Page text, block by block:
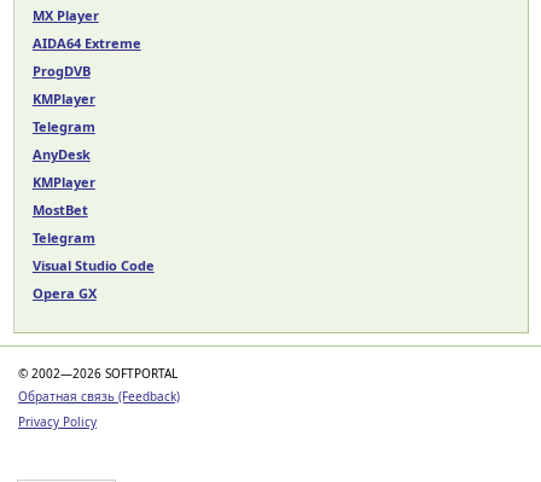
MX Player
AIDA64 Extreme
ProgDVB
KMPlayer
Telegram
AnyDesk
KMPlayer
MostBet
Telegram
Visual Studio Code
Opera GX
© 2002—2026 SOFTPORTAL
Обратная связь (Feedback)
Privacy Policy